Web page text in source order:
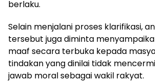
berlaku.
Selain menjalani proses klarifikasi,
tersebut juga diminta
maaf secara terbuka kepada
tindakan yang dinilai tidak
jawab moral sebagai wakil rakyat.